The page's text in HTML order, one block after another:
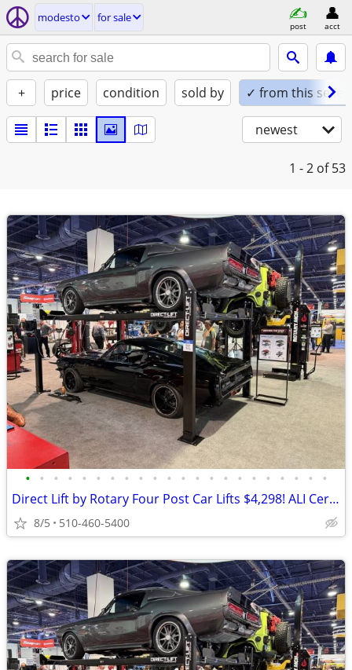
modesto for sale
post acct
+ price condition sold by ✓ from this seller
newest
1 - 2 of 53
• • • • • • • • • • • • • • • • • • • • • •
Direct Lift by Rotary Four Post Car Lifts $4,298! ALI Certified!
8/5 510-460-5400